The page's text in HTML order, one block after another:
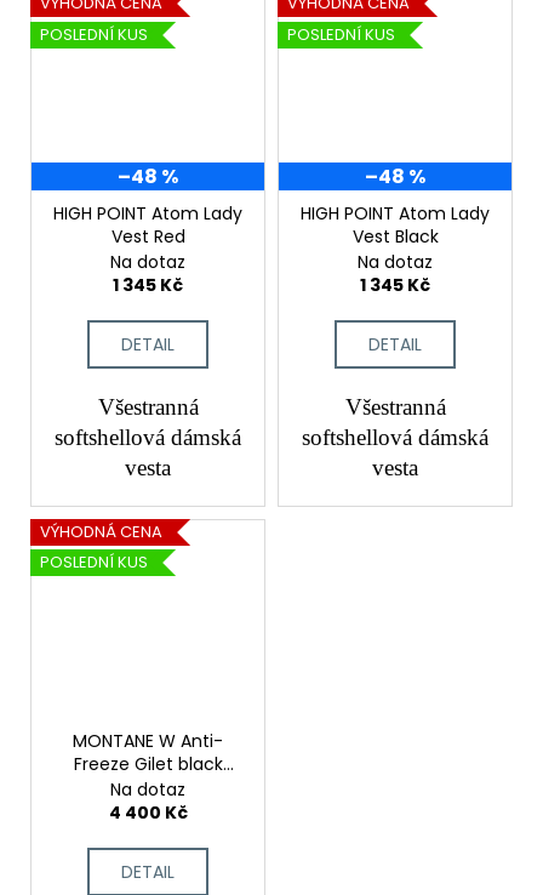
POSLEDNÍ KUS
–48 %
HIGH POINT Atom Lady
Vest Red
Na dotaz
1 345 Kč
DETAIL
Všestranná
softshellová dámská
vesta
POSLEDNÍ KUS
–48 %
HIGH POINT Atom Lady
Vest Black
Na dotaz
1 345 Kč
DETAIL
Všestranná
softshellová dámská
vesta
VÝHODNÁ CENA
POSLEDNÍ KUS
MONTANE W Anti-
Freeze Gilet black
vesta
Na dotaz
4 400 Kč
DETAIL